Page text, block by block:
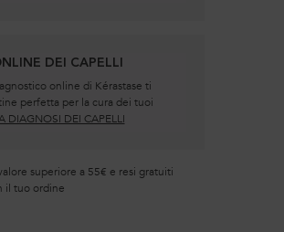
DEI CAPELLI
online di Kérastase ti
perfetta per la cura dei tuoi
DIAGNOSI DEI CAPELLI
superiore a 55€ e resi gratuiti
il tuo ordine